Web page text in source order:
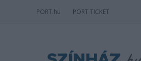
PORT.hu PORT TICKET